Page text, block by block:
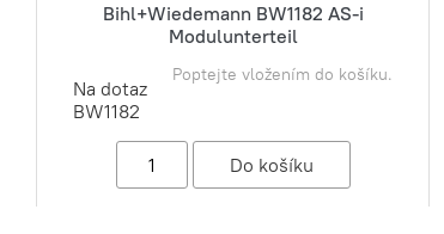
Bihl+Wiedemann BW1182 AS-i
Modulunterteil
Na dotaz
BW1182
Poptejte vložením do košíku.